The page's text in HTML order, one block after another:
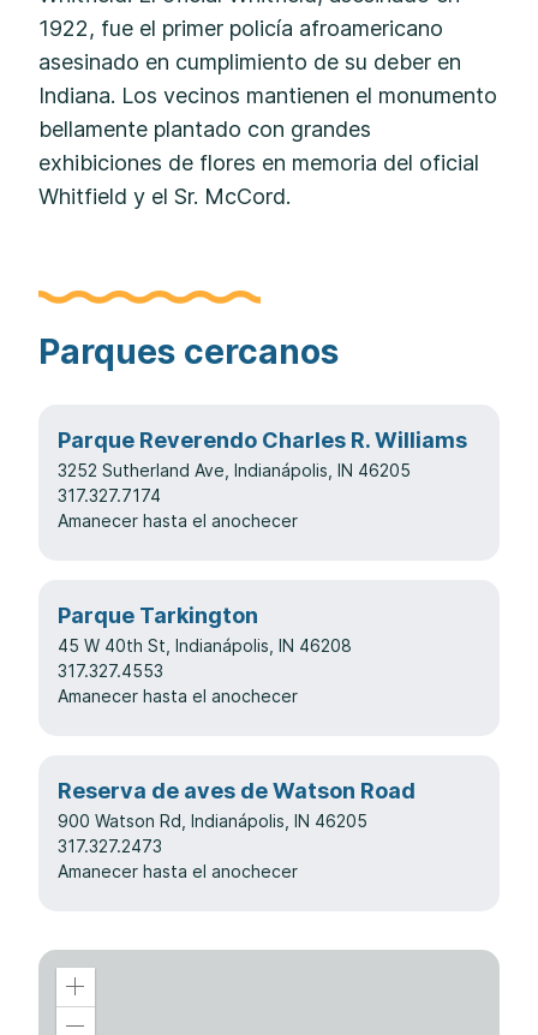
1922, fue el primer policía afroamericano
asesinado en cumplimiento de su deber en
Indiana. Los vecinos mantienen el monumento
bellamente plantado con grandes
exhibiciones de flores en memoria del oficial
Whitfield y el Sr. McCord.
Parques cercanos
Parque Reverendo Charles R. Williams
3252 Sutherland Ave, Indianápolis, IN 46205
317.327.7174
Amanecer hasta el anochecer
Parque Tarkington
45 W 40th St, Indianápolis, IN 46208
317.327.4553
Amanecer hasta el anochecer
Reserva de aves de Watson Road
900 Watson Rd, Indianápolis, IN 46205
317.327.2473
Amanecer hasta el anochecer